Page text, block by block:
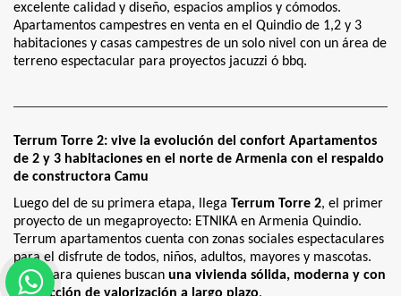
excelente calidad y diseño, espacios amplios y cómodos.
Apartamentos campestres en venta en el Quindio de 1,2 y 3
habitaciones y casas campestres de un solo nivel con un área de
terreno espectacular para proyectos jacuzzi ó bbq.
Terrum Torre 2: vive la evolución del confort Apartamentos
de 2 y 3 habitaciones en el norte de Armenia con el respaldo
de constructora Camu
Luego del de su primera etapa, llega Terrum Torre 2, el primer
proyecto de un megaproyecto: ETNIKA en Armenia Quindio.
Terrum apartamentos cuenta con zonas sociales espectaculares
para el disfrute de todos, niños, adultos, mayores y mascotas.
Ideal para quienes buscan una vivienda sólida, moderna y con